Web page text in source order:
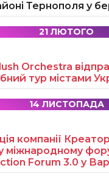
Тернополя у
21 ЛЮТОГО
Orchestra
тур містами
14 ЛИСТОПАДА
компанії
міжнародному
Forum 3.0 у